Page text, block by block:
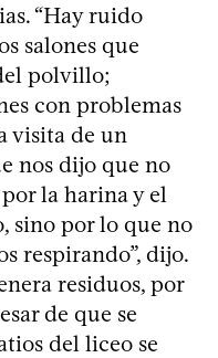
“Hay ruido
salones que
polvillo;
con problemas
visita de un
nos dijo que no
la harina y el
sino por lo que no
respirando”, dijo.
residuos, por
de que se
del liceo se